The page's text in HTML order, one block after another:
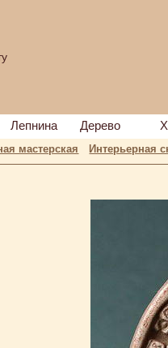
Лепнина Дерево
мастерская
Интерьерная